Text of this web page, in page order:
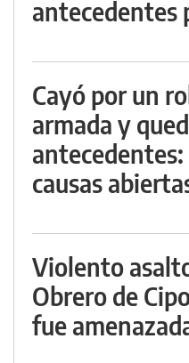
antecedentes
Cayó por un
armada y
causas
Violento
Obrero de
fue